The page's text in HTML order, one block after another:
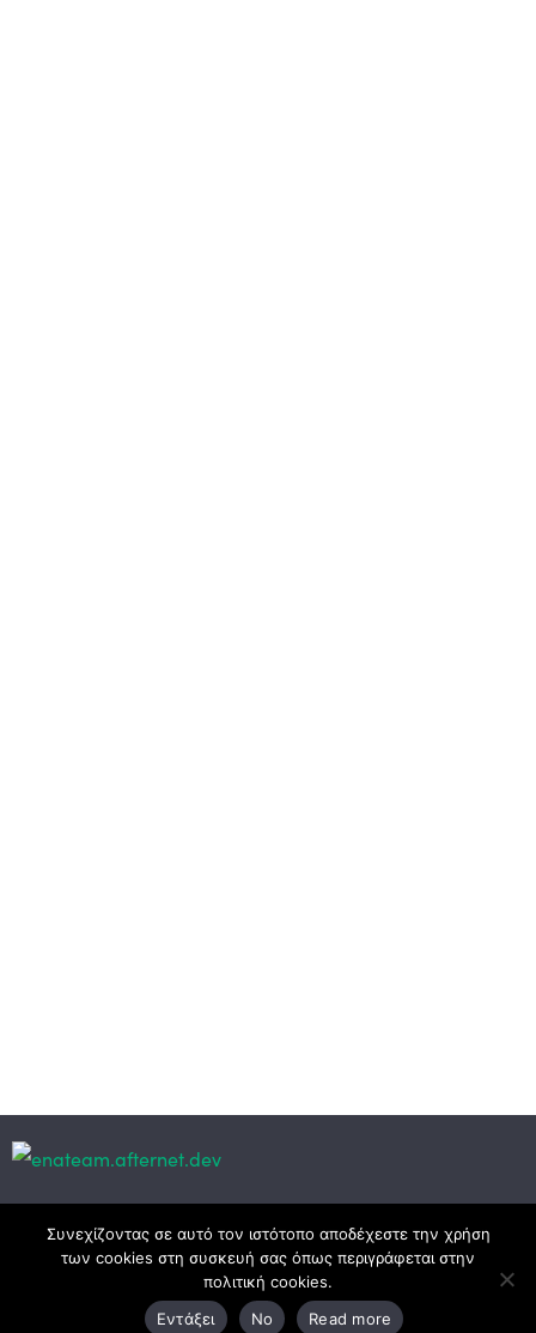
Κεντρικά γραφεία
3ο χλμ. Ε.Ο. Ξάνθης – Καβάλας, 671 00 Ξάνθη
Συνεχίζοντας σε αυτό τον ιστότοπο αποδέχεστε την χρήση
των cookies στη συσκευή σας όπως περιγράφεται στην
πολιτική cookies.
Εντάξει
No Read more